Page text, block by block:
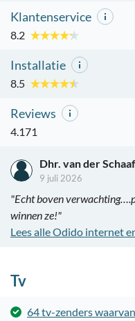
Klantenservice
8.2
Installatie
8.5
Reviews
4.171
Dhr. van der Schaaf
9 juli 2026
"Echt boven
winnen ze!"
Lees alle Odido internet
Tv
64 tv-zenders